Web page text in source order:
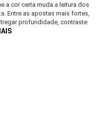
a cor certa muda a leitura dos
Entre as apostas mais fortes,
profundidade, contraste